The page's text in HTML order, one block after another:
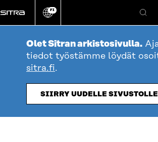
suoraan
sisältöön
Vaihda
kieli
FI
Hae
Olet Sitran arkistosivulla.
tiedot työstämme löydät
sitra.fi.
SIIRRY UUDELLE SIVUSTOLLE